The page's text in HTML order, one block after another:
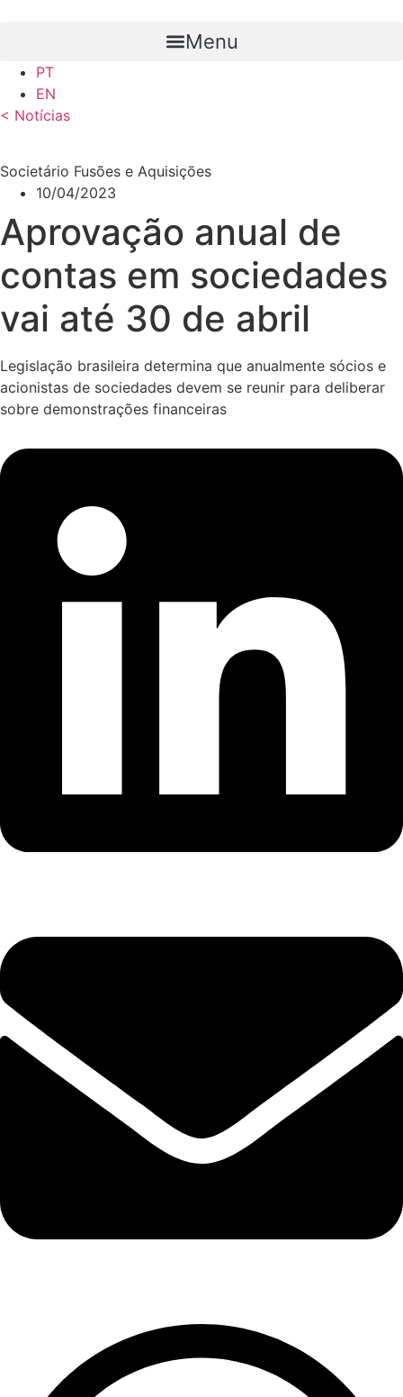
conteúdo
Menu
PT
EN
< Notícias
Societário Fusões e Aquisições
10/04/2023
Aprovação anual de
contas em sociedades
vai até 30 de abril
Legislação brasileira determina que anualmente sócios e
acionistas de sociedades devem se reunir para deliberar
sobre demonstrações financeiras